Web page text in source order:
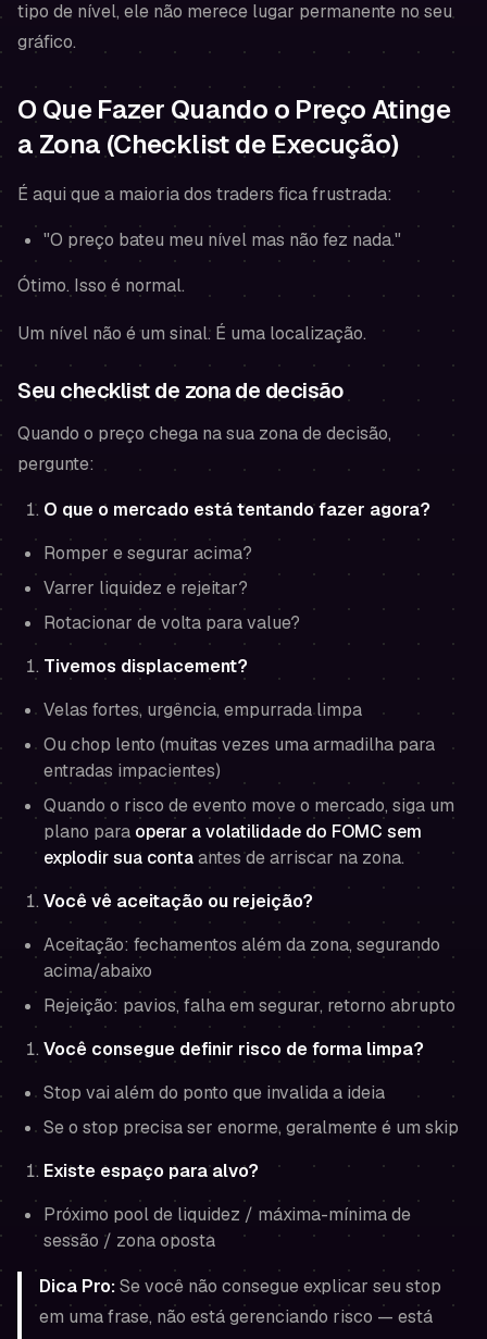
tipo de nível, ele não merece lugar permanente no seu
gráfico.
O Que Fazer Quando o Preço Atinge
a Zona (Checklist de Execução)
É aqui que a maioria dos traders fica frustrada:
"O preço bateu meu nível mas não fez nada."
Ótimo. Isso é normal.
Um nível não é um sinal. É uma localização.
Seu checklist de zona de decisão
Quando o preço chega na sua zona de decisão,
pergunte:
O que o mercado está tentando fazer agora?
Romper e segurar acima?
Varrer liquidez e rejeitar?
Rotacionar de volta para value?
Tivemos displacement?
Velas fortes, urgência, empurrada limpa
Ou chop lento (muitas vezes uma armadilha para
entradas impacientes)
Quando o risco de evento move o mercado, siga um
plano para operar a volatilidade do FOMC sem
explodir sua contaantes de arriscar na zona.
Você vê aceitação ou rejeição?
Aceitação: fechamentos além da zona, segurando
acima/abaixo
Rejeição: pavios, falha em segurar, retorno abrupto
Você consegue definir risco de forma limpa?
Stop vai além do ponto que invalida a ideia
Se o stop precisa ser enorme, geralmente é um skip
Existe espaço para alvo?
Próximo pool de liquidez / máxima-mínima de
sessão / zona oposta
Dica Pro:Se você não consegue explicar seu stop
em uma frase, não está gerenciando risco — está